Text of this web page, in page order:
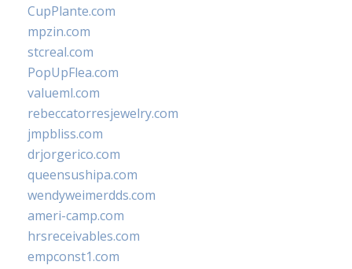
CupPlante.com
mpzin.com
stcreal.com
PopUpFlea.com
valueml.com
rebeccatorresjewelry.com
jmpbliss.com
drjorgerico.com
queensushipa.com
wendyweimerdds.com
ameri-camp.com
hrsreceivables.com
empconst1.com